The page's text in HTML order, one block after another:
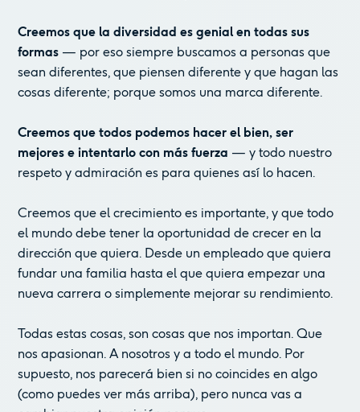
Creemos que la diversidad es genial en todas sus
formas — por eso siempre buscamos a personas que
sean diferentes, que piensen diferente y que hagan las
cosas diferente; porque somos una marca diferente.
Creemos que todos podemos hacer el bien, ser
mejores e intentarlo con más fuerza — y todo nuestro
respeto y admiración es para quienes así lo hacen.
Creemos que el crecimiento es importante, y que todo
el mundo debe tener la oportunidad de crecer en la
dirección que quiera. Desde un empleado que quiera
fundar una familia hasta el que quiera empezar una
nueva carrera o simplemente mejorar su rendimiento.
Todas estas cosas, son cosas que nos importan. Que
nos apasionan. A nosotros y a todo el mundo. Por
supuesto, nos parecerá bien si no coincides en algo
(como puedes ver más arriba), pero nunca vas a